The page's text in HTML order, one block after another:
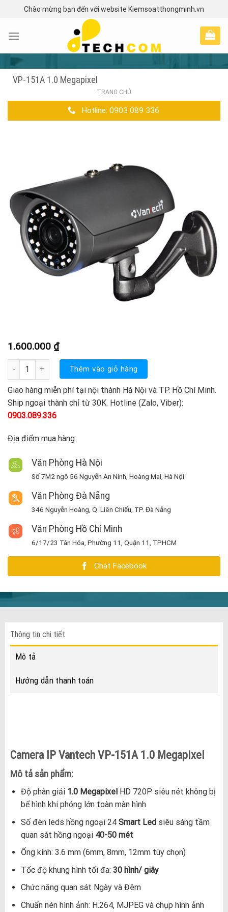
content
Chào mừng bạn đến với website Kiemsoatthongminh.vn
VP-151A 1.0 Megapixel
TRANG CHỦ
Hotline: 0903 089 336
1.600.000 ₫
VP-151A 1.0 Megapixel số lượng
Thêm vào giỏ hàng
Giao hàng miễn phí tại nội thành Hà Nội và TP. Hồ Chí Minh.
Ship ngoại thành chỉ từ 30K. Hotline (Zalo, Viber):
0903.089.336
Địa điểm mua hàng:
Văn Phòng Hà Nội
Số 7M2 ngõ 56 Nguyễn An Ninh, Hoàng Mai, Hà Nội
Văn Phòng Đà Nẵng
346 Nguyễn Hoàng, Q. Liên Chiểu, TP. Đà Nẵng
Văn Phòng Hồ Chí Minh
6/17/23 Tân Hóa, Phường 11, Quận 11, TPHCM
Chat Facebook
Thông tin chi tiết
Mô tả
Hướng dẫn thanh toán
Camera IP Vantech VP-151A 1.0 Megapixel
Mô tả sản phẩm:
Độ phân giải 1.0 MegapixelHD 720P siêu nét không bị
bể hình khi phóng lớn toàn màn hình
Số đèn leds hồng ngoại 24Smart Ledsiêu sáng tầm
quan sát hồng ngoại 40-50 mét
Ống kính: 3.6 mm (6mm, 8mm, 12mm tùy chọn)
Tốc độ khung hình tối đa: 30 hình/ giây
Chức năng quan sát Ngày và Đêm
Chuẩn nén hình ảnh: H.264, MJPEG và chụp hình ảnh